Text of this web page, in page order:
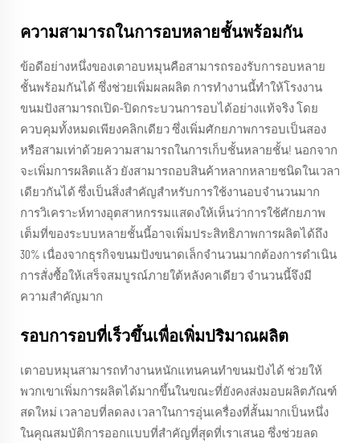
ความสามารถในการอบหลายชั้นพร้อมกัน
ข้อดีอย่างหนึ่งของเตาอบหมุนคือสามารถรองรับการอบหลาย
ชั้นพร้อมกันได้ ซึ่งช่วยเพิ่มผลผลิต การทำงานนี้ทำให้โรงงาน
ขนมปังสามารถเปิด-ปิดกระบวนการอบได้อย่างแท้จริง โดย
ควบคุมทั้งหมดเพียงคลิกเดียว ซึ่งเพิ่มศักยภาพการอบเป็นสอง
หรือสามเท่าด้วยความสามารถในการเก็บชั้นหลายชั้น! นอกจาก
จะเพิ่มการผลิตแล้ว ยังสามารถอบสินค้าหลากหลายชนิดในเวลา
เดียวกันได้ ซึ่งเป็นสิ่งสำคัญสำหรับการใช้งานอบจำนวนมาก
การวิเคราะห์ทางอุตสาหกรรมแสดงให้เห็นว่าการใช้ศักยภาพ
เต็มที่ของระบบหลายชั้นนี้อาจเพิ่มประสิทธิภาพการผลิตได้ถึง
30% เนื่องจากธุรกิจขนมปังขนาดเล็กจำนวนมากต้องการดำเนิน
การสั่งซื้อให้เสร็จสมบูรณ์ภายใต้หลังคาเดียว จำนวนนี้จึงมี
ความสำคัญมาก
รอบการอบที่เร็วขึ้นเพื่อเพิ่มปริมาณผลิต
เตาอบหมุนสามารถทำงานหนักแทนคนทำขนมปังได้ ช่วยให้
พวกเขาเพิ่มการผลิตได้มากขึ้นในขณะที่ยังคงส่งมอบผลิตภัณฑ์
สดใหม่ เวลาอบที่ลดลง เวลาในการอุ่นเครื่องที่สั้นมากเป็นหนึ่ง
ในคุณสมบัติการออกแบบที่สำคัญที่สุดที่เราเสนอ ซึ่งช่วยลด